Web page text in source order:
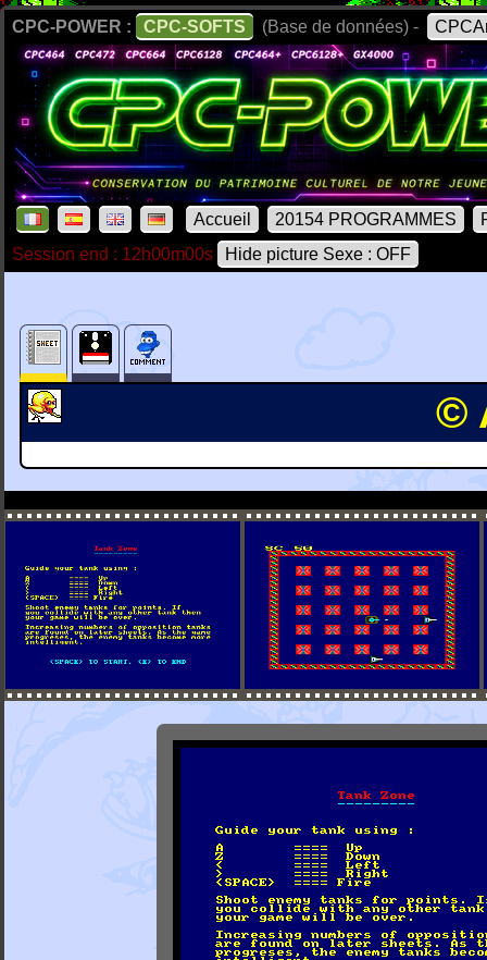
CPC-POWER : CPC-SOFTS (Base de données) -
Accueil 20154 PROGRAMMES
Session end : 12h00m00s
Hide picture Sexe : OFF
©